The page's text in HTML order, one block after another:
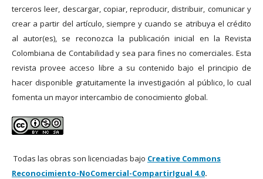
terceros leer, descargar, copiar, reproducir, distribuir, comunicar y
crear a partir del artículo, siempre y cuando se atribuya el crédito
al autor(es), se reconozca la publicación inicial en la Revista
Colombiana de Contabilidad y sea para fines no comerciales. Esta
revista provee acceso libre a su contenido bajo el principio de
hacer disponible gratuitamente la investigación al público, lo cual
fomenta un mayor intercambio de conocimiento global.
Todas las obras son licenciadas bajo Creative Commons
Reconocimiento-NoComercial-CompartirIgual 4.0.